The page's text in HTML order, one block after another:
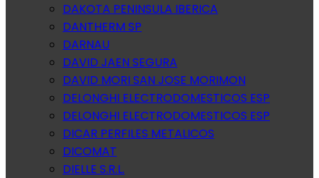
DAKOTA PENINSULA IBERICA
DANTHERM SP
DARNAU
DAVID JAEN SEGURA
DAVID MORI SAN JOSE MORIMON
DELONGHI ELECTRODOMESTICOS ESP
DELONGHI ELECTRODOMESTICOS ESP
DICAR PERFILES METALICOS
DICOMAT
DIELLE S.R.L.